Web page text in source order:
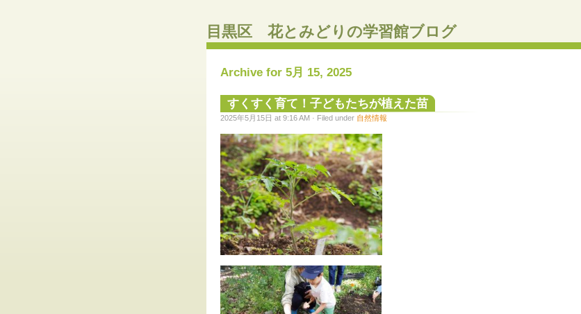
目黒区 花とみどりの学習館ブログ
Archive for 5月 15, 2025
すくすく育て！子どもたちが植えた苗
2025年5月15日 at 9:16 AM · Filed under 自然情報